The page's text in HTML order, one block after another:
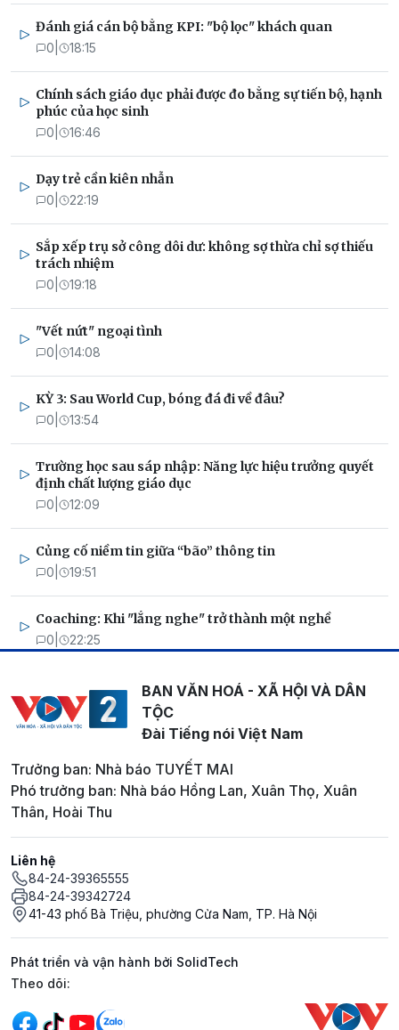
Đánh giá cán bộ bằng KPI: "bộ lọc" khách quan
0 18:15
Chính sách giáo dục phải được đo bằng sự tiến bộ, hạnh
phúc của học sinh
0 16:46
Dạy trẻ cần kiên nhẫn
0 22:19
Sắp xếp trụ sở công dôi dư: không sợ thừa chỉ sợ thiếu
trách nhiệm
0 19:18
"Vết nứt" ngoại tình
0 14:08
KỲ 3: Sau World Cup, bóng đá đi về đâu?
0 13:54
Trường học sau sáp nhập: Năng lực hiệu trưởng quyết
định chất lượng giáo dục
0 12:09
Củng cố niềm tin giữa “bão” thông tin
0 19:51
Coaching: Khi "lắng nghe" trở thành một nghề
0 22:25
BAN VĂN HOÁ - XÃ HỘI VÀ DÂN
TỘC
Đài Tiếng nói Việt Nam
Trưởng ban: Nhà báo TUYẾT MAI
Phó trưởng ban: Nhà báo Hồng Lan, Xuân Thọ, Xuân
Thân, Hoài Thu
Liên hệ
84-24-39365555
84-24-39342724
41-43 phố Bà Triệu, phường Cửa Nam, TP. Hà Nội
Phát triển và vận hành bởi SolidTech
Mạng xã hội
Theo dõi: